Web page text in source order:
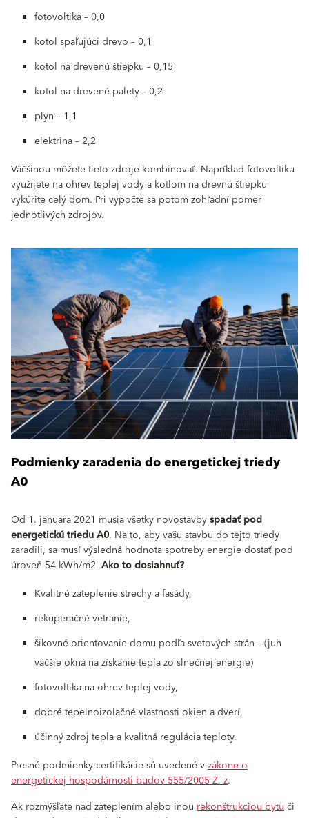
fotovoltika – 0,0
kotol spaľujúci drevo – 0,1
kotol na drevenú štiepku – 0,15
kotol na drevené palety – 0,2
plyn – 1,1
elektrina – 2,2
Väčšinou môžete tieto zdroje kombinovať. Napríklad fotovoltiku
využijete na ohrev teplej vody a kotlom na drevnú štiepku
vykúrite celý dom. Pri výpočte sa potom zohľadní pomer
jednotlivých zdrojov.
Podmienky zaradenia do energetickej triedy
A0
Od 1. januára 2021 musia všetky novostavbyspadať pod
energetickú triedu A0. Na to, aby vašu stavbu do tejto triedy
zaradili, sa musí výsledná hodnota spotreby energie dostať pod
úroveň 54 kWh/m2. Ako to dosiahnuť?
Kvalitné zateplenie strechy a fasády,
rekuperačné vetranie,
šikovné orientovanie domu podľa svetových strán – (juh
väčšie okná na získanie tepla zo slnečnej energie)
fotovoltika na ohrev teplej vody,
dobré tepelnoizolačné vlastnosti okien a dverí,
účinný zdroj tepla a kvalitná regulácia teploty.
Presné podmienky certifikácie sú uvedené vzákone o
energetickej hospodárnosti budov 555/2005 Z. z.
Ak rozmýšľate nad zateplením alebo inou rekonštrukciou bytuči